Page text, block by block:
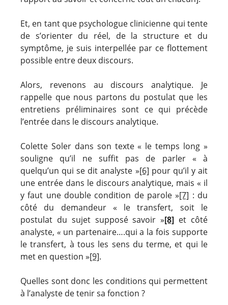
Et, en tant que psychologue clinicienne qui tente
de s’orienter du réel, de la structure et du
symptôme, je suis interpellée par ce flottement
possible entre deux discours.
Alors, revenons au discours analytique. Je
rappelle que nous partons du postulat que les
entretiens préliminaires sont ce qui précède
l’entrée dans le discours analytique.
Colette Soler dans son texte « le temps long »
souligne qu’il ne suffit pas de parler « à
quelqu’un qui se dit analyste »[6] pour qu’il y ait
une entrée dans le discours analytique, mais « il
y faut une double condition de parole »[7] : du
côté du demandeur « le transfert, soit le
postulat du sujet supposé savoir »[8] et côté
analyste, « un partenaire….qui a la fois supporte
le transfert, à tous les sens du terme, et qui le
met en question »[9].
Quelles sont donc les conditions qui permettent
à l’analyste de tenir sa fonction ?